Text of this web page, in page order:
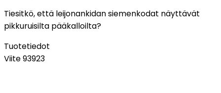
Tiesitkö, että leijonankidan siemenkodat näyttävät
pikkuruisilta pääkalloilta?
Tuotetiedot
Viite93923